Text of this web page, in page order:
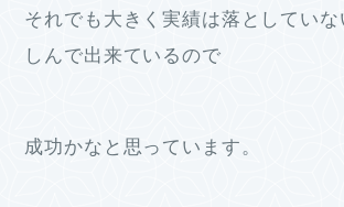
それでも大きく実績は落としてい
しんで出来ているので
成功かなと思っています。